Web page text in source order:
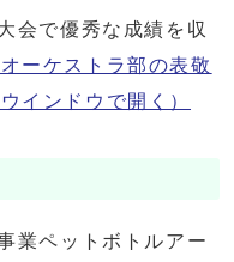
会で優秀な成績を収
ーケストラ部の表敬
ウインドウで開く）
業ペットボトルアー